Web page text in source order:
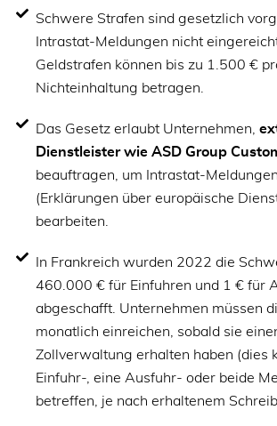
Schwere Strafen sind gesetzlich
Intrastat-Meldungen nicht
Geldstrafen können bis zu 1.500 €
Nichteinhaltung betragen.
Das Gesetz erlaubt Unternehmen,
Dienstleister wie ASD Group
beauftragen, um Intrastat-
(Erklärungen über europäische
bearbeiten.
In Frankreich wurden 2022 die
460.000 € für Einfuhren und 1 € für
abgeschafft. Unternehmen müssen
monatlich einreichen, sobald sie
Zollverwaltung erhalten haben (dies
Einfuhr-, eine Ausfuhr- oder beide
betreffen, je nach erhaltenem